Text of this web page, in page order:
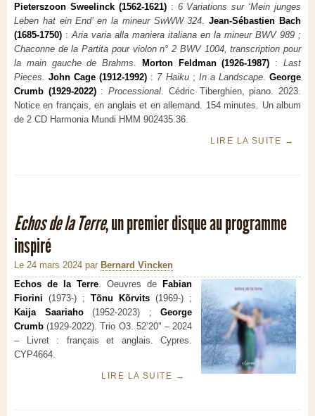
Pieterszoon Sweelinck (1562-1621) : 6 Variations sur ‘Mein junges
Leben hat ein End’ en la mineur SwWW 324.Jean-Sébastien Bach
(1685-1750) :Aria varia alla maniera italiana en la mineur BWV 989 ;
Chaconne de la Partita pour violon n° 2 BWV 1004, transcription pour
la main gauche de Brahms. Morton Feldman (1926-1987) :Last
Pieces.John Cage (1912-1992) : 7 Haiku ; In a Landscape.George
Crumb (1929-2022) :Processional. Cédric Tiberghien, piano. 2023.
Notice en français, en anglais et en allemand. 154 minutes. Un album
de 2 CD Harmonia Mundi HMM 902435.36.
LIRE LA SUITE →
Echos de la Terre, un premier disque au programme
inspiré
Le 24 mars 2024 par Bernard Vincken
Echos de la Terre. Oeuvres de
Fabian
Fiorini (1973-) ; Tõnu Kõrvits (1969-) ;
Kaija Saariaho(1952-2023) ; George
Crumb (1929-2022). Trio O3. 52’20" – 2024
– Livret : français et anglais. Cypres.
CYP4664.
LIRE LA SUITE →